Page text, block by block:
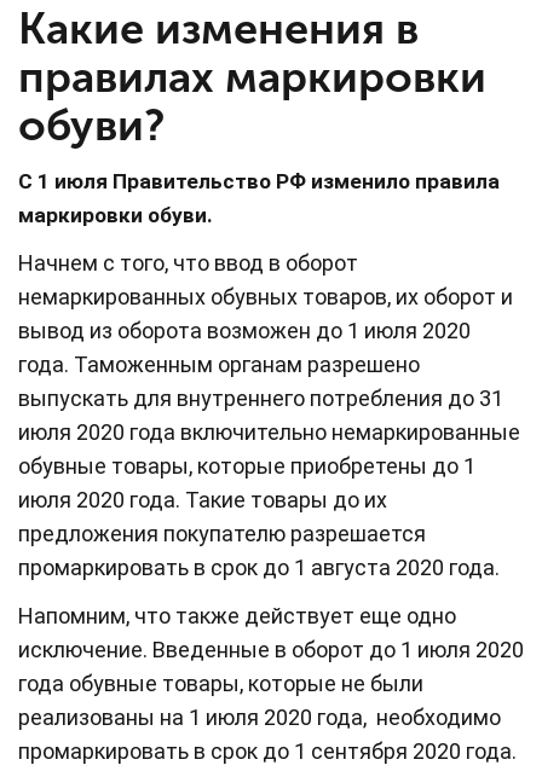
Какие изменения в
правилах маркировки
обуви?
С 1 июля Правительство РФ изменило правила
маркировки обуви.
Начнем с того, что ввод в оборот
немаркированных обувных товаров, их оборот и
вывод из оборота возможен до 1 июля 2020
года. Таможенным органам разрешено
выпускать для внутреннего потребления до 31
июля 2020 года включительно немаркированные
обувные товары, которые приобретены до 1
июля 2020 года. Такие товары до их
предложения покупателю разрешается
промаркировать в срок до 1 августа 2020 года.
Напомним, что также действует еще одно
исключение. Введенные в оборот до 1 июля 2020
года обувные товары, которые не были
реализованы на 1 июля 2020 года, необходимо
промаркировать в срок до 1 сентября 2020 года.